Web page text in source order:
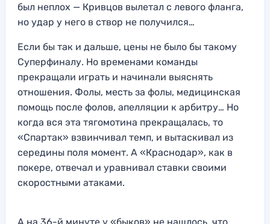
был неплох — Кривцов вылетал с левого фланга,
но удар у него в створ не получился…
Если бы так и дальше, цены не было бы такому
Суперфиналу. Но временами команды
прекращали играть и начинали выяснять
отношения. Фолы, месть за фолы, медицинская
помощь после фолов, апелляции к арбитру… Но
когда вся эта тягомотина прекращалась, то
«Спартак» взвинчивал темп, и вытаскивал из
середины поля момент. А «Краснодар», как в
покере, отвечал и уравнивал ставки своими
скоростными атаками.